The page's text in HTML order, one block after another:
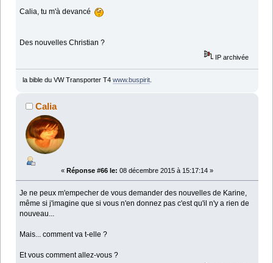
Calia, tu m'à devancé
Des nouvelles Christian ?
IP archivée
la bible du VW Transporter T4 www.buspirit.
Calia
« Réponse #66 le: 08 décembre 2015 à 15:17:14 »
Je ne peux m'empecher de vous demander des nouvelles de Karine,
même si j'imagine que si vous n'en donnez pas c'est qu'il n'y a rien de
nouveau...
Mais... comment va t-elle ?
Et vous comment allez-vous ?